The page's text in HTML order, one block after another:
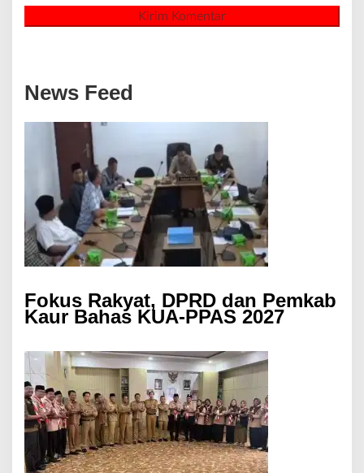
News Feed
Fokus Rakyat, DPRD dan Pemkab
Kaur Bahas KUA-PPAS 2027